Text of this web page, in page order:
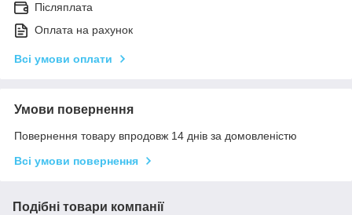
Післяплата
Оплата на рахунок
Всі умови оплати
Умови повернення
Повернення товару впродовж 14 днів за домовленістю
Всі умови повернення
Подібні товари компанії